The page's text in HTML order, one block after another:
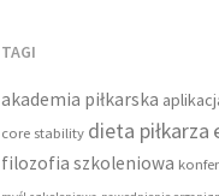
TAGI
akademia piłkarska
core stability dieta piłkarza
filozofia szkoleniowa